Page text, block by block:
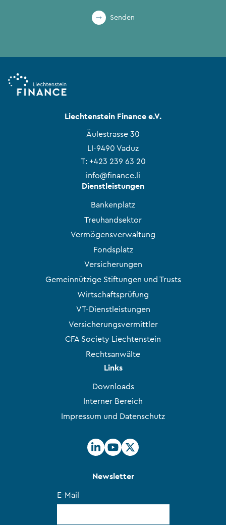
Senden
Liechtenstein Finance e.V.
Äulestrasse 30
LI-9490 Vaduz
T: +423 239 63 20
info@finance.li
Dienstleistungen
Bankenplatz
Treuhandsektor
Vermögensverwaltung
Fondsplatz
Versicherungen
Gemeinnützige Stiftungen und Trusts
Wirtschaftsprüfung
VT-Dienstleistungen
Versicherungsvermittler
CFA Society Liechtenstein
Rechtsanwälte
Links
Downloads
Interner Bereich
Impressum und Datenschutz
Newsletter
E-Mail